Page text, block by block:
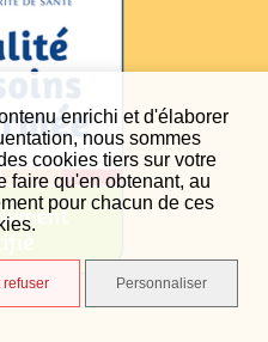
enrichi et d'élaborer
nous sommes
cookies tiers sur votre
faire qu'en obtenant, au
pour chacun de ces
refuser Personnaliser